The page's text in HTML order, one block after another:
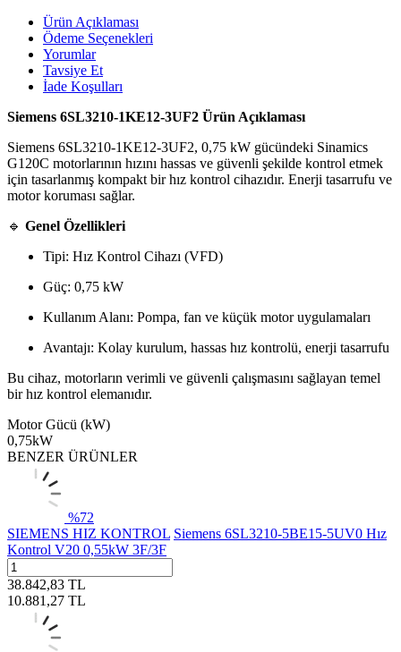
Ürün Açıklaması
Ödeme Seçenekleri
Yorumlar
Tavsiye Et
İade Koşulları
Siemens 6SL3210-1KE12-3UF2 Ürün Açıklaması
Siemens 6SL3210-1KE12-3UF2, 0,75 kW gücündeki Sinamics
G120C motorlarının hızını hassas ve güvenli şekilde kontrol etmek
için tasarlanmış kompakt bir hız kontrol cihazıdır. Enerji tasarrufu ve
motor koruması sağlar.
🔹 Genel Özellikleri
Tipi: Hız Kontrol Cihazı (VFD)
Güç: 0,75 kW
Kullanım Alanı: Pompa, fan ve küçük motor uygulamaları
Avantajı: Kolay kurulum, hassas hız kontrolü, enerji tasarrufu
Bu cihaz, motorların verimli ve güvenli çalışmasını sağlayan temel
bir hız kontrol elemanıdır.
Motor Gücü (kW)
0,75kW
BENZER ÜRÜNLER
%72
SIEMENS HIZ KONTROL Siemens 6SL3210-5BE15-5UV0 Hız
Kontrol V20 0,55kW 3F/3F
38.842,83 TL
10.881,27 TL